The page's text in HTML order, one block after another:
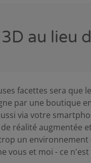
au lieu
facettes sera que
par une boutique
via votre
réalité augmentée
un
vous et moi - ce